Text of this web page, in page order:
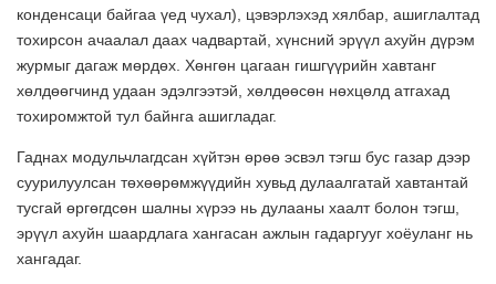
конденсаци байгаа үед чухал), цэвэрлэхэд хялбар, ашиглалтад
тохирсон ачаалал даах чадвартай, хүнсний эрүүл ахуйн дүрэм
журмыг дагаж мөрдөх. Хөнгөн цагаан гишгүүрийн хавтанг
хөлдөөгчинд удаан эдэлгээтэй, хөлдөөсөн нөхцөлд атгахад
тохиромжтой тул байнга ашигладаг.
Гаднах модульчлагдсан хүйтэн өрөө эсвэл тэгш бус газар дээр
суурилуулсан төхөөрөмжүүдийн хувьд дулаалгатай хавтантай
тусгай өргөгдсөн шалны хүрээ нь дулааны хаалт болон тэгш,
эрүүл ахуйн шаардлага хангасан ажлын гадаргууг хоёуланг нь
хангадаг.